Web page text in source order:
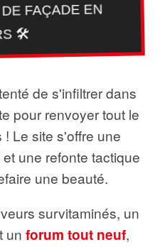
FAÇADE EN
🛠️
de s'infiltrer dans
pour renvoyer tout le
Le site s'offre une
et une refonte tactique
une beauté.
survitaminés, un
un forum tout neuf,